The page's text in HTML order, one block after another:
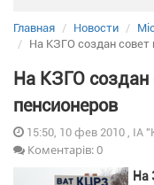
Главная Новости
На КЗГО создан совет
На КЗГО создан
пенсионеров
15:50, 10 фев 2010 , ІА
Коментарів: 0
На